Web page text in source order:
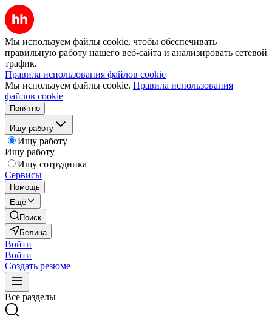
Мы используем файлы cookie, чтобы обеспечивать
правильную работу нашего веб-сайта и анализировать сетевой
трафик.
Правила использования файлов cookie
Мы используем файлы cookie. Правила использования
файлов cookie
Понятно
Ищу работу
Ищу работу
Ищу работу
Ищу сотрудника
Сервисы
Помощь
Ещё
Поиск
Белица
Войти
Войти
Создать резюме
Все разделы